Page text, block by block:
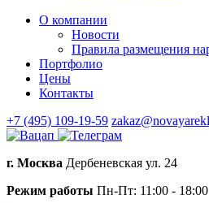
О компании
Новости
Правила размещения
Портфолио
Цены
Контакты
+7 (495) 109-19-59
г. Москва Дербеневская ул. 24
Режим работы Пн-Пт: 11:00 - 18:00